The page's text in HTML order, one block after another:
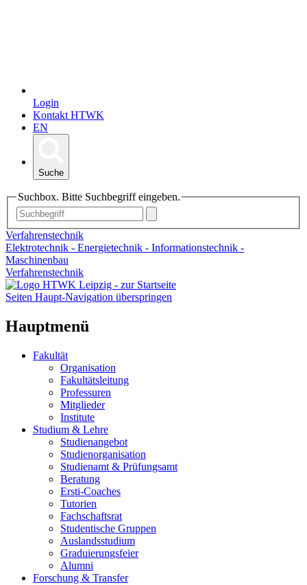
Login
Kontakt HTWK
EN
Suche
Suchbox. Bitte Suchbegriff eingeben.
Verfahrenstechnik
Elektrotechnik - Energietechnik - Informationstechnik -
Maschinenbau
Verfahrenstechnik
Seiten Haupt-Navigation überspringen
Hauptmenü
Fakultät
Organisation
Fakultätsleitung
Professuren
Mitglieder
Institute
Studium & Lehre
Studienangebot
Studienorganisation
Studienamt & Prüfungsamt
Beratung
Ersti-Coaches
Tutorien
Fachschaftsrat
Studentische Gruppen
Auslandsstudium
Graduierungsfeier
Alumni
Forschung & Transfer